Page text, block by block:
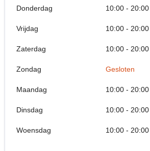
Donderdag 10:00 - 20:00
Vrijdag 10:00 - 20:00
Zaterdag 10:00 - 20:00
Zondag Gesloten
Maandag 10:00 - 20:00
Dinsdag 10:00 - 20:00
Woensdag 10:00 - 20:00